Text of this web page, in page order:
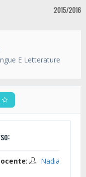
2015/2016
E Letterature
:
Nadia